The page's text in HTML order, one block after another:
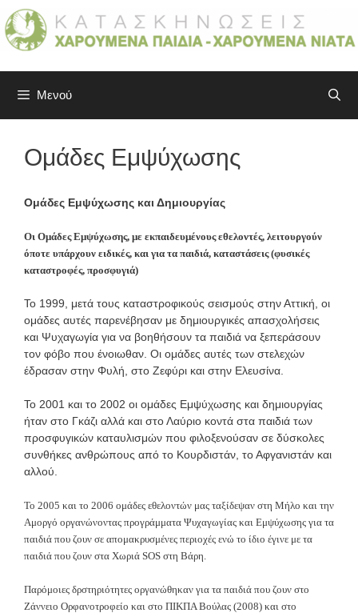
Μετάβαση
σε
περιεχόμενο
Μενού
Ομάδες Εμψύχωσης
Ομάδες Εμψύχωσης και Δημιουργίας
Οι Ομάδες Εμψύχωσης, με εκπαιδευμένους εθελοντές, λειτουργούν
όποτε υπάρχουν ειδικές, και για τα παιδιά, καταστάσεις (φυσικές
καταστροφές, προσφυγιά)
Το 1999, μετά τους καταστροφικούς σεισμούς στην Αττική, οι
ομάδες αυτές παρενέβησαν με δημιουργικές απασχολήσεις
και Ψυχαγωγία για να βοηθήσουν τα παιδιά να ξεπεράσουν
τον φόβο που ένοιωθαν. Οι ομάδες αυτές των στελεχών
έδρασαν στην Φυλή, στο Ζεφύρι και στην Ελευσίνα.
Το 2001 και το 2002 οι ομάδες Εμψύχωσης και δημιουργίας
ήταν στο Γκάζι αλλά και στο Λαύριο κοντά στα παιδιά των
προσφυγικών καταυλισμών που φιλοξενούσαν σε δύσκολες
συνθήκες ανθρώπους από το Κουρδιστάν, το Αφγανιστάν και
αλλού.
Το 2005 και το 2006 ομάδες εθελοντών μας ταξίδεψαν στη Μήλο και την
Αμοργό οργανώνοντας προγράμματα Ψυχαγωγίας και Εμψύχωσης για τα
παιδιά που ζουν σε απομακρυσμένες περιοχές ενώ το ίδιο έγινε με τα
παιδιά που ζουν στα Χωριά SOS στη Βάρη.
Παρόμοιες δρστηριότητες οργανώθηκαν για τα παιδιά που ζουν στο
Ζάννειο Ορφανοτροφείο και στο ΠΙΚΠΑ Βούλας (2008) και στο